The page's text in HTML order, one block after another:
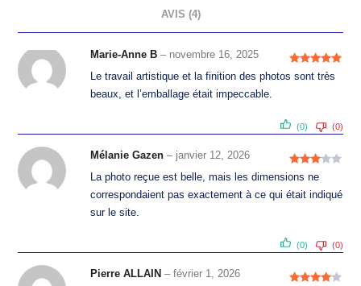
AVIS (4)
Note5sur
Marie-Anne B– novembre 16, 2025
Le travail artistique et la finition des photos sont très
beaux, et l’emballage était impeccable.
(0) (0)
Note3
sur 5
Mélanie Gazen– janvier 12, 2026
La photo reçue est belle, mais les dimensions ne
correspondaient pas exactement à ce qui était indiqué
sur le site.
(0) (0)
Pierre ALLAIN– février 1, 2026